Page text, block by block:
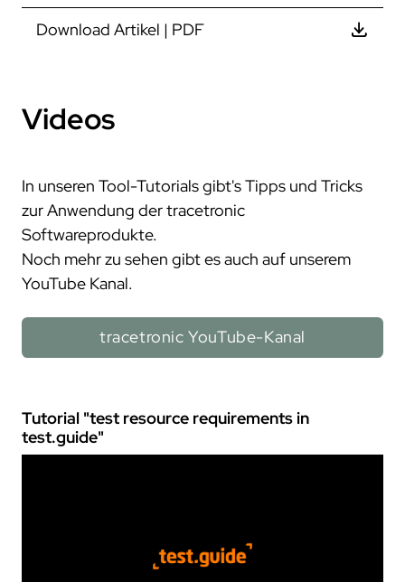
Download Artikel | PDF
Videos
In unseren Tool-Tutorials gibt's Tipps und Tricks
zur Anwendung der tracetronic
Softwareprodukte.
Noch mehr zu sehen gibt es auch auf unserem
YouTube Kanal.
tracetronic YouTube-Kanal
Tutorial "test resource requirements in
test.guide"